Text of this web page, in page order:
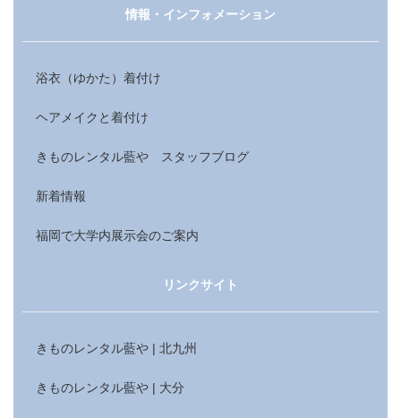
情報・インフォメーション
浴衣（ゆかた）着付け
ヘアメイクと着付け
きものレンタル藍や スタッフブログ
新着情報
福岡で大学内展示会のご案内
リンクサイト
きものレンタル藍や | 北九州
きものレンタル藍や | 大分